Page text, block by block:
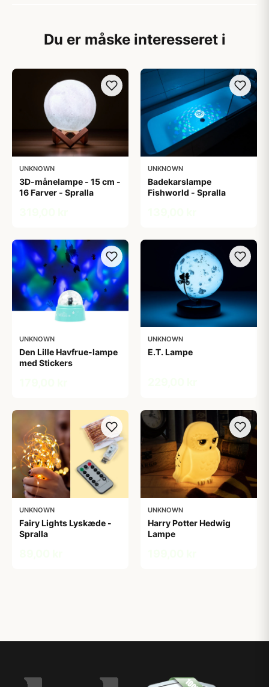
Du er måske interesseret i
UNKNOWN
3D-månelampe - 15 cm -
16 Farver - Spralla
UNKNOWN
Badekarslampe
Fishworld - Spralla
UNKNOWN
Den Lille Havfrue-lampe
med Stickers
UNKNOWN
E.T. Lampe
UNKNOWN
Fairy Lights Lyskæde -
Spralla
UNKNOWN
Harry Potter Hedwig
Lampe